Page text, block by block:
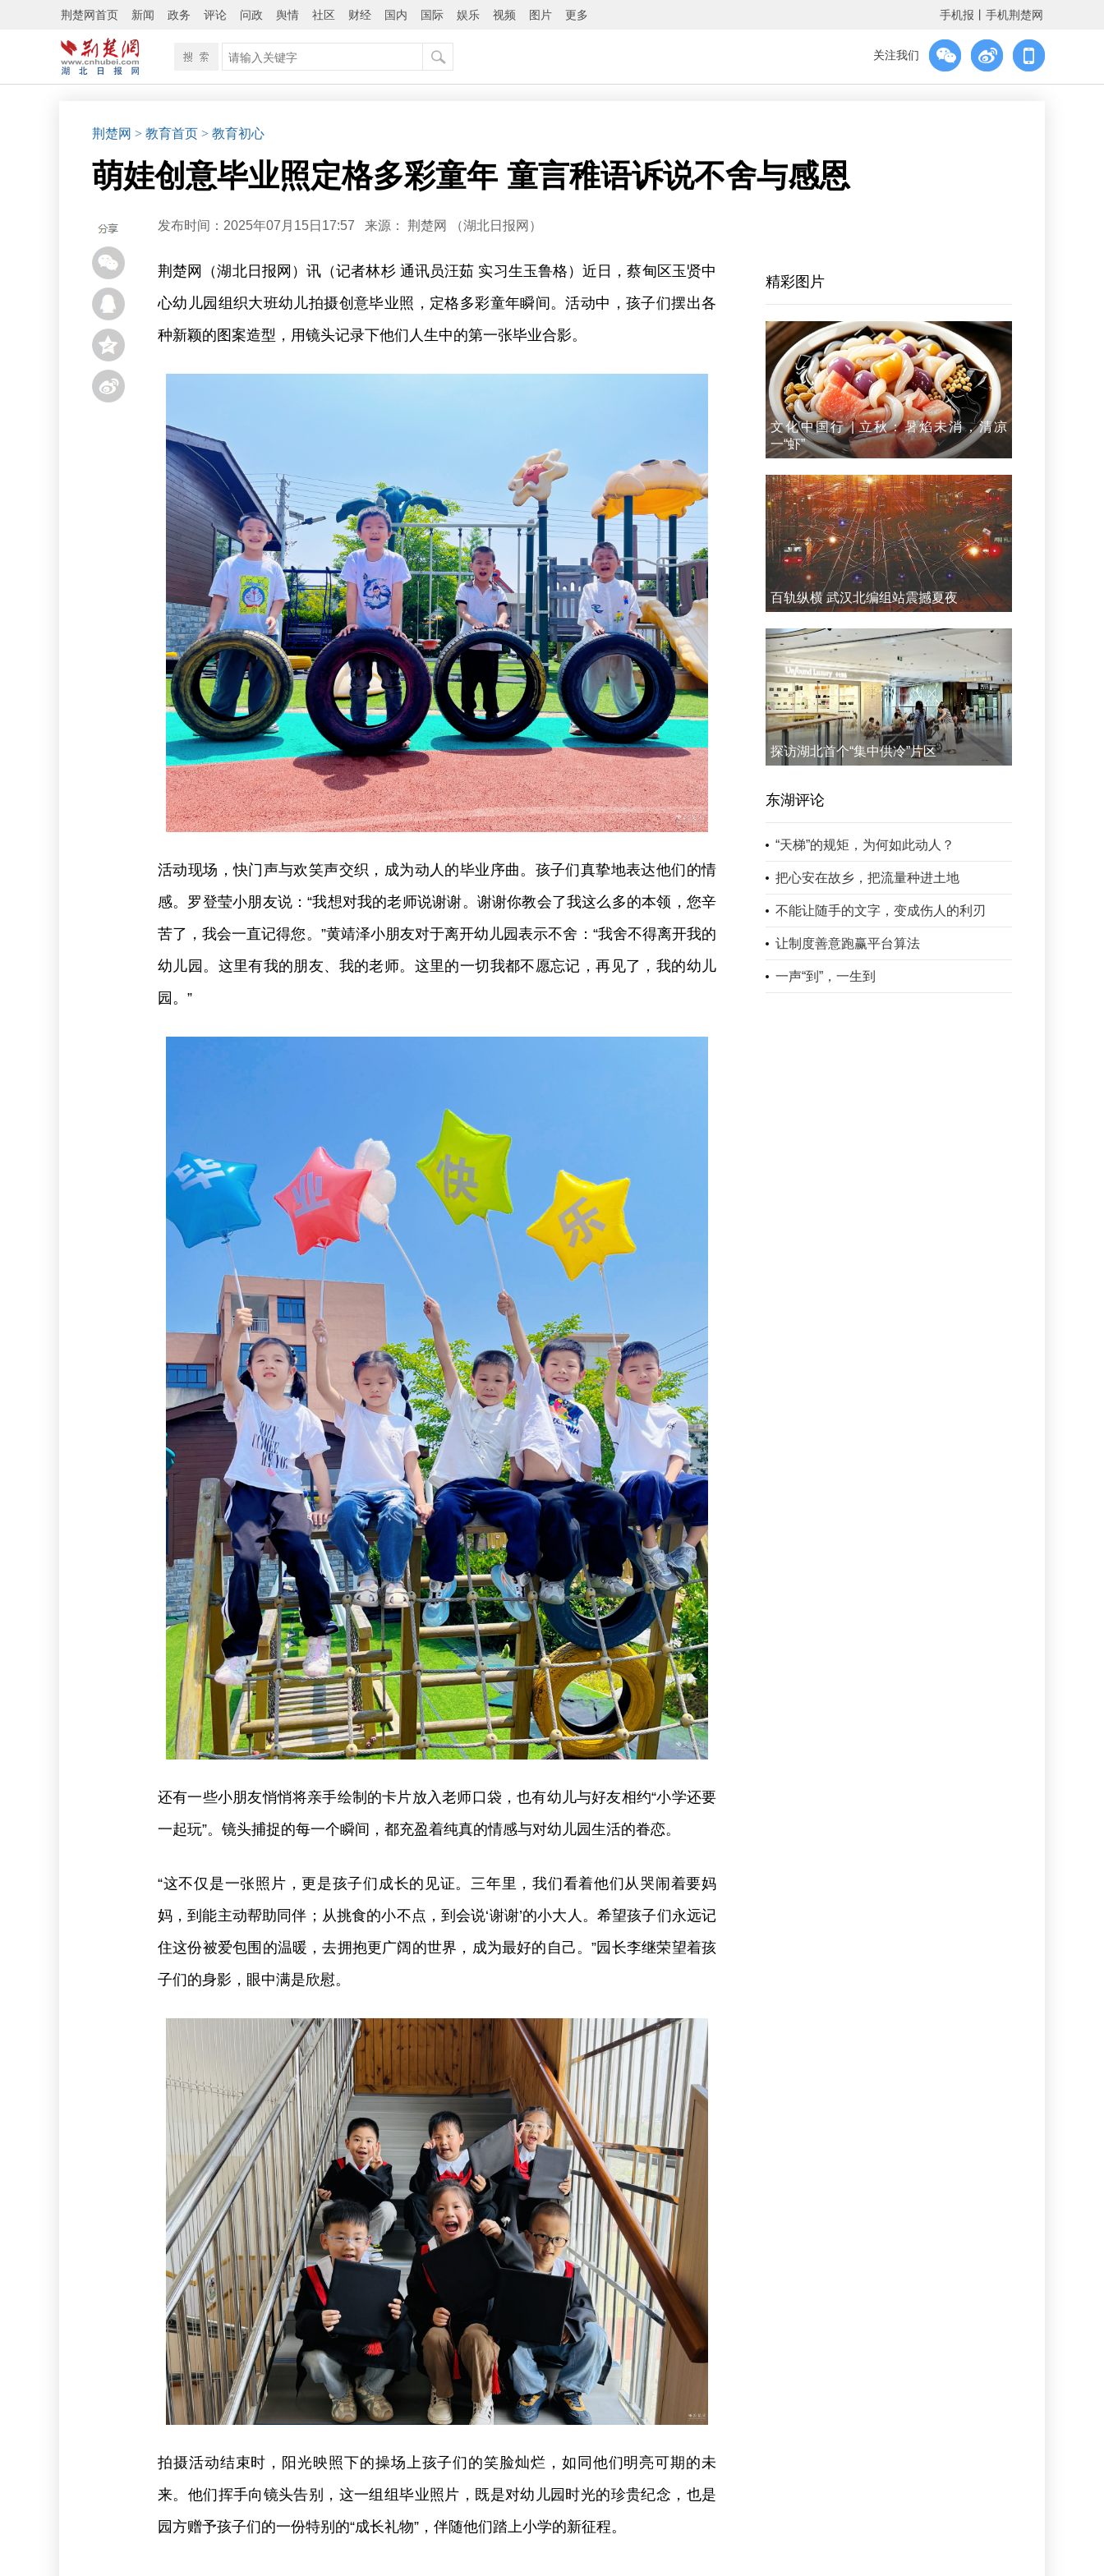
荆楚网首页 新闻 政务 评论 问政 舆情 社区 财经 国内 国际 娱乐 视频 图片 更多 手机报 手机荆楚网
关注我们
荆楚网 > 教育首页 > 教育初心
萌娃创意毕业照定格多彩童年 童言稚语诉说不舍与感恩
发布时间：2025年07月15日17:57 来源： 荆楚网 ​（湖北日报网）
荆楚网（湖北日报网）讯（记者林杉 通讯员汪茹 实习生玉鲁格）近日，蔡甸区玉贤中
心幼儿园组织大班幼儿拍摄创意毕业照，定格多彩童年瞬间。活动中，孩子们摆出各
种新颖的图案造型，用镜头记录下他们人生中的第一张毕业合影。
活动现场，快门声与欢笑声交织，成为动人的毕业序曲。孩子们真挚地表达他们的情
感。罗登莹小朋友说：“我想对我的老师说谢谢。谢谢你教会了我这么多的本领，您辛
苦了，我会一直记得您。”黄靖泽小朋友对于离开幼儿园表示不舍：“我舍不得离开我的
幼儿园。这里有我的朋友、我的老师。这里的一切我都不愿忘记，再见了，我的幼儿
园。”
还有一些小朋友悄悄将亲手绘制的卡片放入老师口袋，也有幼儿与好友相约“小学还要
一起玩”。镜头捕捉的每一个瞬间，都充盈着纯真的情感与对幼儿园生活的眷恋。
“这不仅是一张照片，更是孩子们成长的见证。三年里，我们看着他们从哭闹着要妈
妈，到能主动帮助同伴；从挑食的小不点，到会说‘谢谢’的小大人。希望孩子们永远记
住这份被爱包围的温暖，去拥抱更广阔的世界，成为最好的自己。”园长李继荣望着孩
子们的身影，眼中满是欣慰。
拍摄活动结束时，阳光映照下的操场上孩子们的笑脸灿烂，如同他们明亮可期的未
来。他们挥手向镜头告别，这一组组毕业照片，既是对幼儿园时光的珍贵纪念，也是
园方赠予孩子们的一份特别的“成长礼物”，伴随他们踏上小学的新征程。
精彩图片
文化中国行 | 立秋：暑焰未消，清凉
一“虾”
百轨纵横 武汉北编组站震撼夏夜
探访湖北首个“集中供冷”片区
东湖评论
“天梯”的规矩，为何如此动人？
把心安在故乡，把流量种进土地
不能让随手的文字，变成伤人的利刃
让制度善意跑赢平台算法
一声“到”，一生到